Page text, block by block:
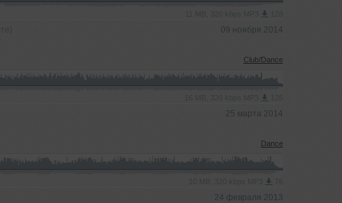
09 ноября 2014
Club/Dance
25 марта 2014
Dance
24 февраля 2013